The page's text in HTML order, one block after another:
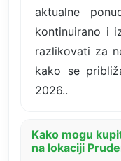
aktualne
kontinuirano i
razlikovati za
kako se
2026..
Kako mogu
na lokaciji